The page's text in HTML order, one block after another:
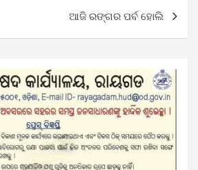
ଆଜି ରଙ୍ଗର ପର୍ବ ହୋଲି